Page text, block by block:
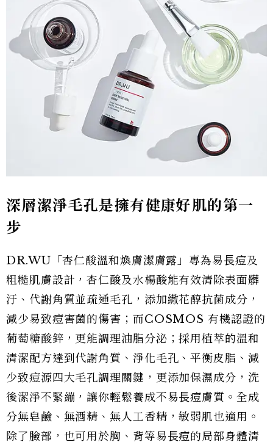
深層潔淨毛孔是擁有健康好肌的第一
步
DR.WU「杏仁酸溫和煥膚潔膚露」專為易⾧痘及
粗糙肌膚設計，杏仁酸及水楊酸能有效清除表面髒
汙、代謝角質並疏通毛孔，添加繖花醇抗菌成分，
減少易致痘害菌的傷害；而COSMOS 有機認證的
葡萄糖酸鋅，更能調理油脂分泌；採用植萃的溫和
清潔配方達到代謝角質、淨化毛孔、平衡皮脂、減
少致痘源四大毛孔調理關鍵，更添加保濕成分，洗
後潔淨不緊繃，讓你輕鬆養成不易⾧痘膚質。全成
分無皂鹼、無酒精、無人工香精，敏弱肌也適用。
除了臉部，也可用於胸、背等易⾧痘的局部身體清